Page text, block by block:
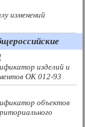
изменений
изделий и
ОК 012-93
объектов